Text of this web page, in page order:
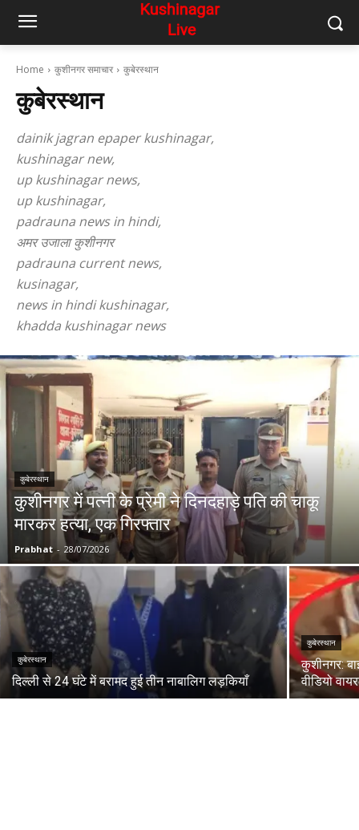
Home कुशीनगर समाचार कुबेरस्थान
कुबेरस्थान
dainik jagran epaper kushinagar,
kushinagar new,
up kushinagar news,
up kushinagar,
padrauna news in hindi,
अमर उजाला कुशीनगर
padrauna current news,
kusinagar,
news in hindi kushinagar,
khadda kushinagar news
कुबेरस्थान
कुशीनगर में पत्नी के प्रेमी ने दिनदहाड़े पति की चाकू
मारकर हत्या, एक गिरफ्तार
Prabhat - 28/07/2026
कुबेरस्थान
दिल्ली से 24 घंटे में बरामद हुई तीन नाबालिग लड़कियाँ
कुबेरस्थान
कुशीनगर:
वीडियो